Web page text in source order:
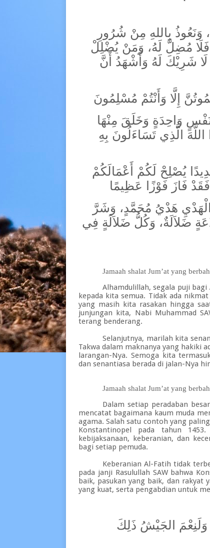
وَنَعُوذُ بِاللهِ مِنْ شُرُورِ
فَلَا مُضِلَّ لَهُ، وَمَنْ يُضْلِلْ
لَا شَرِيْكَ لَهُ وَأَشْهَدُ أَنَّ
إِلَّا وَأَنْتُمْ مُسْلِمُونَ
وَاحِدَةٍ وَخَلَقَ مِنْهَا
اللَّهَ الَّذِي تَسَاءَلُونَ بِهِ
يُصْلِحْ لَكُمْ أَعْمَالَكُمْ
فَازَ فَوْزًا عَظِيمًا
هَدْيُ مُحَمَّدٍ، وَشَرَّ
ضَلاَلَةٌ، وَكُلُّ ضَلاَلَةٍ فِي
Jamaah shalat Jum’at yang
Alhamdulillah, segala puji
kepada kita semua. Tidak ada
yang masih kita rasakan hingga
junjungan kita, Nabi Muhammad
terang benderang.
Selanjutnya, marilah kita
Takwa dalam maknanya yang hakiki
larangan-Nya. Semoga kita
dan senantiasa berada di jalan-Nya
Jamaah shalat Jum’at yang
Dalam setiap peradaban
mencatat bagaimana kaum muda
agama. Salah satu contoh yang
Konstantinopel pada tahun
kebijaksanaan, keberanian, dan
bagi setiap pemuda.
Keberanian Al-Fatih tidak
pada janji Rasulullah SAW bahwa
baik, pasukan yang baik, dan rakyat
yang kuat, serta pengabdian untuk
وَلَنِعْمَ الجَيْشُ ذَلِكَ